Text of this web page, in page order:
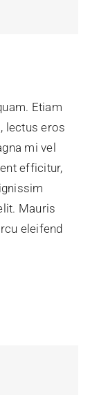
Etiam
lectus eros
mi vel
efficitur,
Mauris
eleifend